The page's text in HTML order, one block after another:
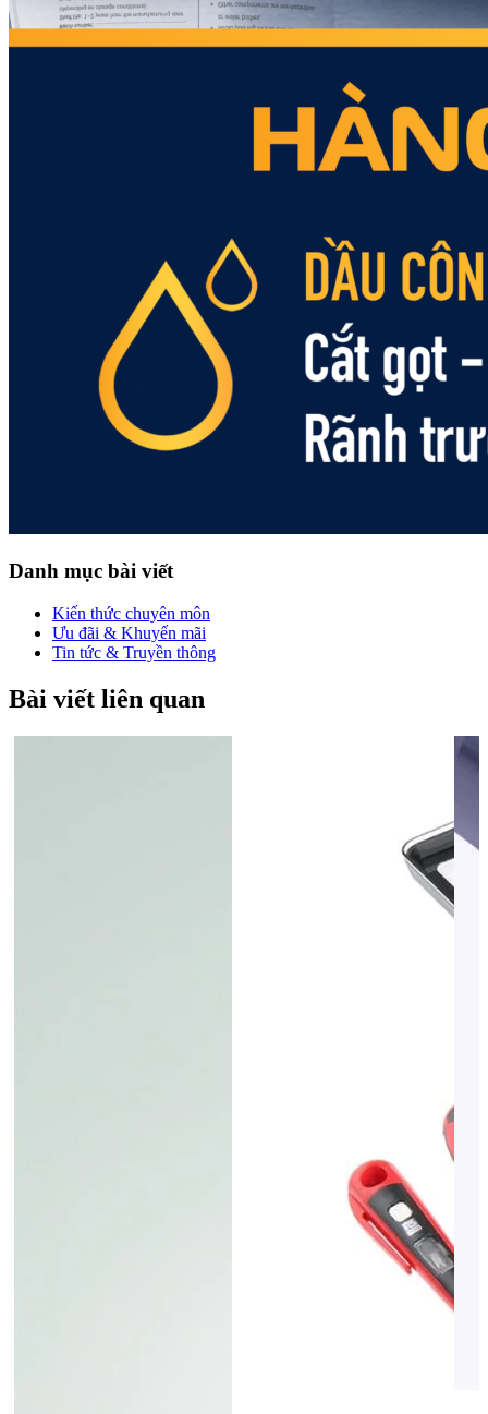
Danh mục bài viết
Kiến thức chuyên môn
Ưu đãi & Khuyến mãi
Tin tức & Truyền thông
Bài viết liên quan